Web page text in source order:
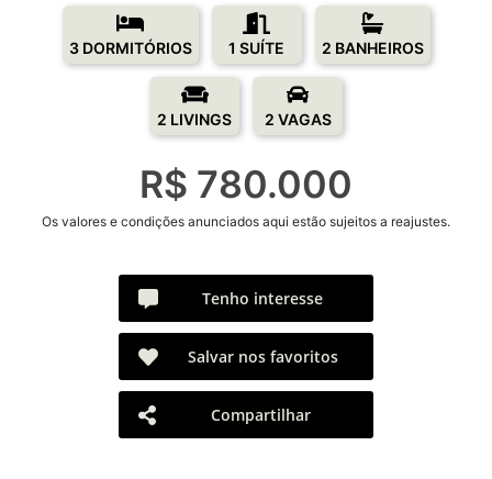
3 DORMITÓRIOS 1 SUÍTE 2 BANHEIROS
2 LIVINGS 2 VAGAS
R$ 780.000
Os valores e condições anunciados aqui estão sujeitos a reajustes.
Tenho interesse
Salvar nos favoritos
Compartilhar